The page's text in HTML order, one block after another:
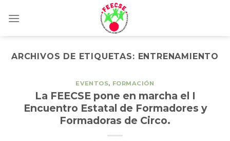
ARCHIVOS DE ETIQUETAS: ENTRENAMIENTO
EVENTOS, FORMACIÓN
La FEECSE pone en marcha el I
Encuentro Estatal de Formadores y
Formadoras de Circo.